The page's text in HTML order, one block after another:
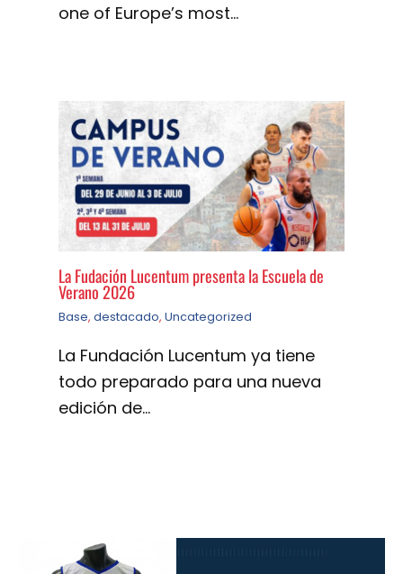
one of Europe’s most…
La Fudación Lucentum presenta la Escuela de
Verano 2026
Base, destacado, Uncategorized
La Fundación Lucentum ya tiene
todo preparado para una nueva
edición de…